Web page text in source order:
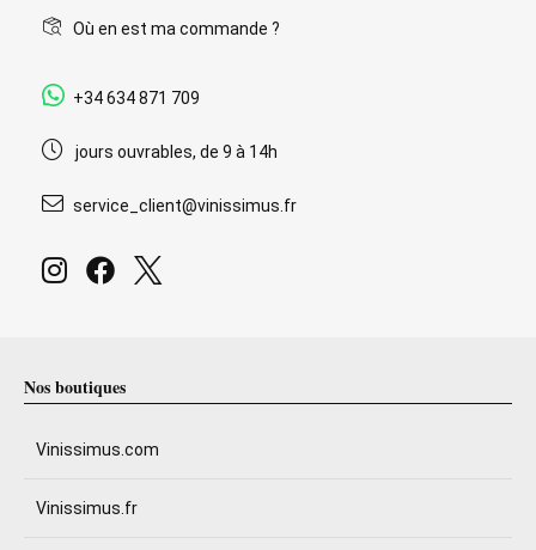
Où en est ma commande ?
+34 634 871 709
jours ouvrables, de 9 à 14h
service_client@vinissimus.fr
Nos boutiques
Vinissimus.com
Vinissimus.fr